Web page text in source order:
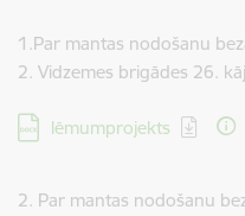
1.Par mantas nodošanu
2. Vidzemes brigādes 26.
Lejupielādēt:
lēmumprojekts
2. Par mantas nodošanu